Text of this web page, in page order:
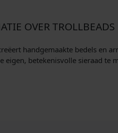
OVER TROLLBEADS
handgemaakte bedels en
eigen, betekenisvolle sieraad te